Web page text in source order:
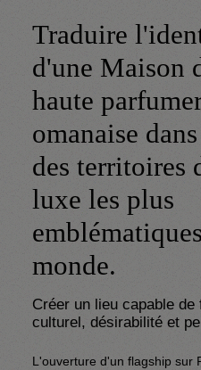
Traduire
d'une Maison
haute
omanaise
des territoires
luxe les plus
monde.
Créer un lieu capable
culturel, désirabilité et
L'ouverture d'un flagship sur